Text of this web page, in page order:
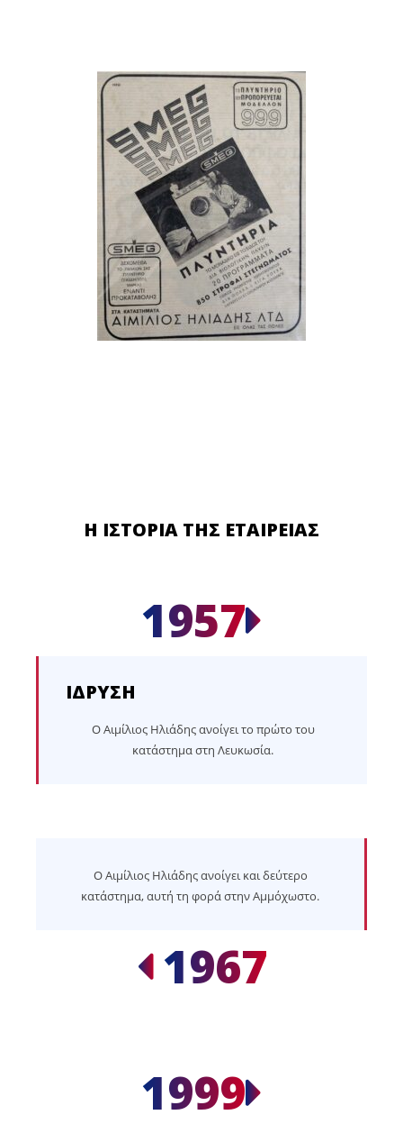
Η ΙΣΤΟΡΙΑ ΤΗΣ ΕΤΑΙΡΕΙΑΣ
1957
ΙΔΡΥΣΗ
Ο Αιμίλιος Ηλιάδης ανοίγει το πρώτο του
κατάστημα στη Λευκωσία.
Ο Αιμίλιος Ηλιάδης ανοίγει και δεύτερο
κατάστημα, αυτή τη φορά στην Αμμόχωστο.
1967
1999